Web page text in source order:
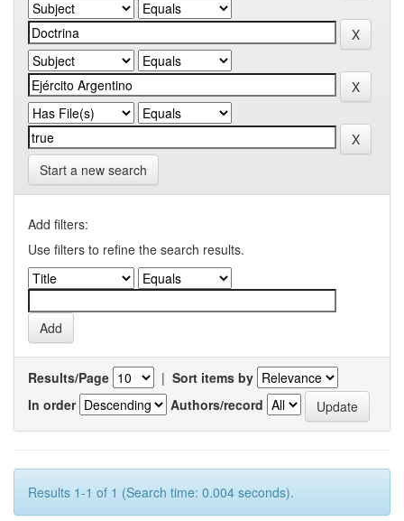
Start a new search
Add filters:
Use filters to refine the search results.
Results/Page | Sort items by
In order
Authors/record
Results 1-1 of 1 (Search time: 0.004 seconds).